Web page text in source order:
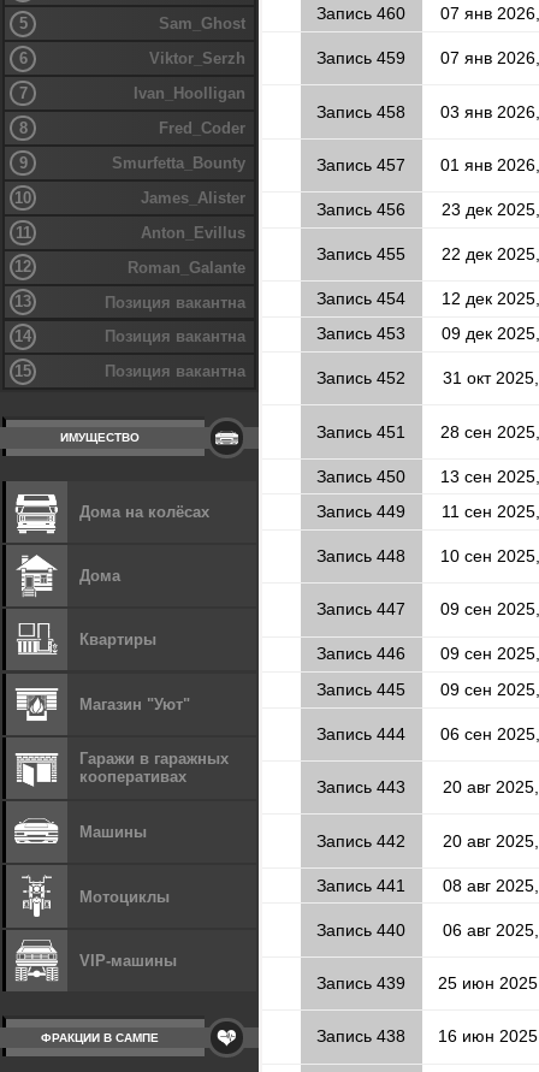
Запись 460 07 янв
Запись 459 07 янв
Запись 458 03 янв
Запись 457 01 янв
Запись 456 23 дек
Запись 455 22 дек
Запись 454
12 дек
Запись 453
09 дек
Запись 452 31 окт
Запись 451 28 сен
Запись 450
13 сен
Запись 449
11 сен
Запись 448 10 сен
Запись 447 09 сен
Запись 446
09 сен
Запись 445
09 сен
Запись 444 06 сен
Запись 443 20 авг
Запись 442 20 авг
Запись 441 08 авг
Запись 440 06 авг
Запись 439 25 июн
Запись 438 16 июн
5
Sam_Ghost
6
Viktor_Serzh
7
Ivan_Hoolligan
8
Fred_Coder
9
Smurfetta_Bounty
10
James_Alister
11
Anton_Evillus
12
Roman_Galante
13
Позиция вакантна
14
Позиция вакантна
15
Позиция вакантна
ИМУЩЕСТВО
Дома на колёсах
Дома
Квартиры
Магазин "Уют"
Гаражи в гаражных
кооперативах
Машины
Мотоциклы
VIP-машины
ФРАКЦИИ В САМПЕ